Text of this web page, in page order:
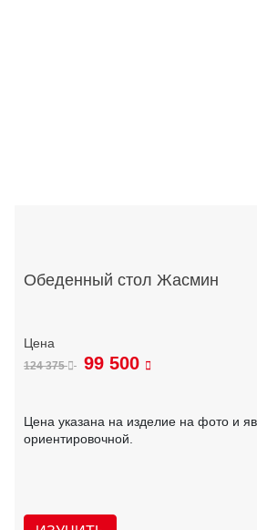
Обеденный стол Жасмин
124 375 99 500
Цена указана на изделие на фото и
ориентировочной.